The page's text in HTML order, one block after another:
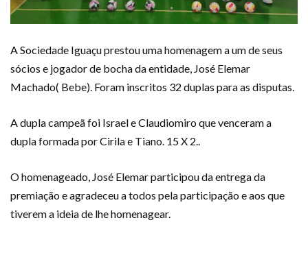
A Sociedade Iguaçu prestou uma homenagem a um de seus
sócios e jogador de bocha da entidade, José Elemar
Machado( Bebe). Foram inscritos 32 duplas para as disputas.
A dupla campeã foi Israel e Claudiomiro que venceram a
dupla formada por Cirila e Tiano. 15 X 2..
O homenageado, José Elemar participou da entrega da
premiação e agradeceu a todos pela participação e aos que
tiverem a ideia de lhe homenagear.